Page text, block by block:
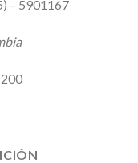
– 5901167